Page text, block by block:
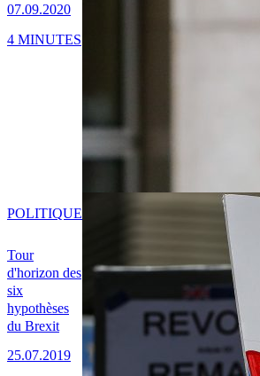
07.09.2020
4 MINUTES
Tour
d'horizon des
six
hypothèses
du Brexit
25.07.2019
POLITIQUE